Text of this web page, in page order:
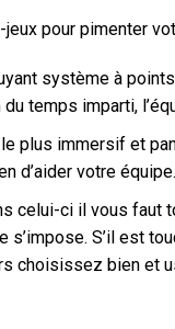
pour pimenter
système à
temps imparti,
plus immersif et
d’aider votre
celui-ci il vous faut
s’impose. S’il est
choisissez bien et